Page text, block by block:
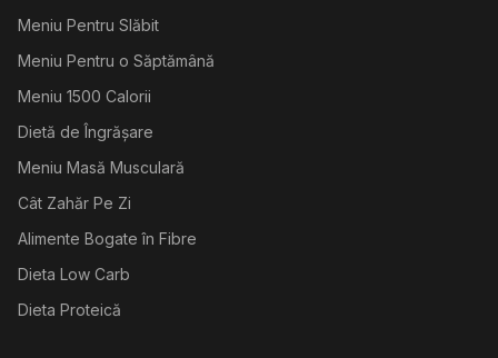
Meniu Pentru Slăbit
Meniu Pentru o Săptămână
Meniu 1500 Calorii
Dietă de Îngrășare
Meniu Masă Musculară
Cât Zahăr Pe Zi
Alimente Bogate în Fibre
Dieta Low Carb
Dieta Proteică